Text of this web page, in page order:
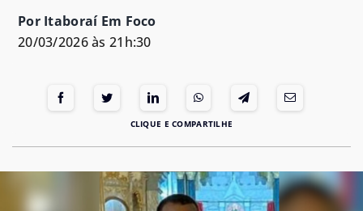
Por Itaboraí Em Foco
20/03/2026 às 21h:30